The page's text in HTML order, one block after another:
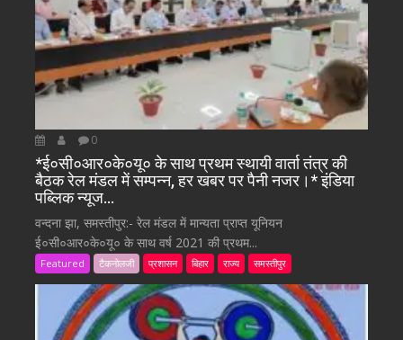
0
*ई०सी०आर०के०यू० के साथ प्रथम स्थायी वार्ता तंत्र की
बैठक रेल मंडल में सम्पन्न, हर खबर पर पैनी नजर।* इंडिया
पब्लिक न्यूज…
वन्दना झा, समस्तीपुर:- रेल मंडल में मान्यता प्राप्त यूनियन
ई०सी०आर०के०यू० के साथ वर्ष 2021 की प्रथम...
Featured टैकनोलजी प्रशासन बिहार राज्य समस्तीपुर